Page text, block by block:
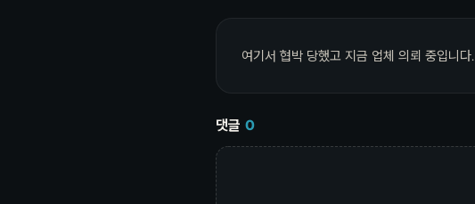
여기서 협박 당했고 지금 업체 의뢰 중입니다.
댓글 0